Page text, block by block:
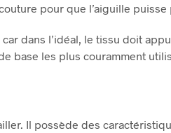
pour que l’aiguille puisse
dans l’idéal, le tissu doit
base les plus couramment
Il possède des